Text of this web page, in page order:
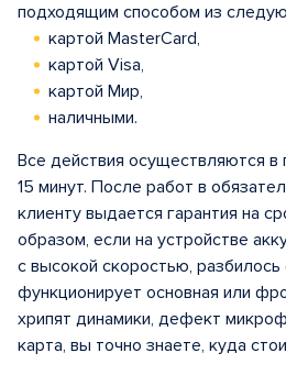
подходящим способом из
картой MasterCard,
картой Visa,
картой Мир,
наличными.
Все действия осуществляются в
15 минут. После работ в
клиенту выдается гарантия на
образом, если на устройстве
с высокой скоростью, разбилось
функционирует основная или
хрипят динамики, дефект
карта, вы точно знаете, куда